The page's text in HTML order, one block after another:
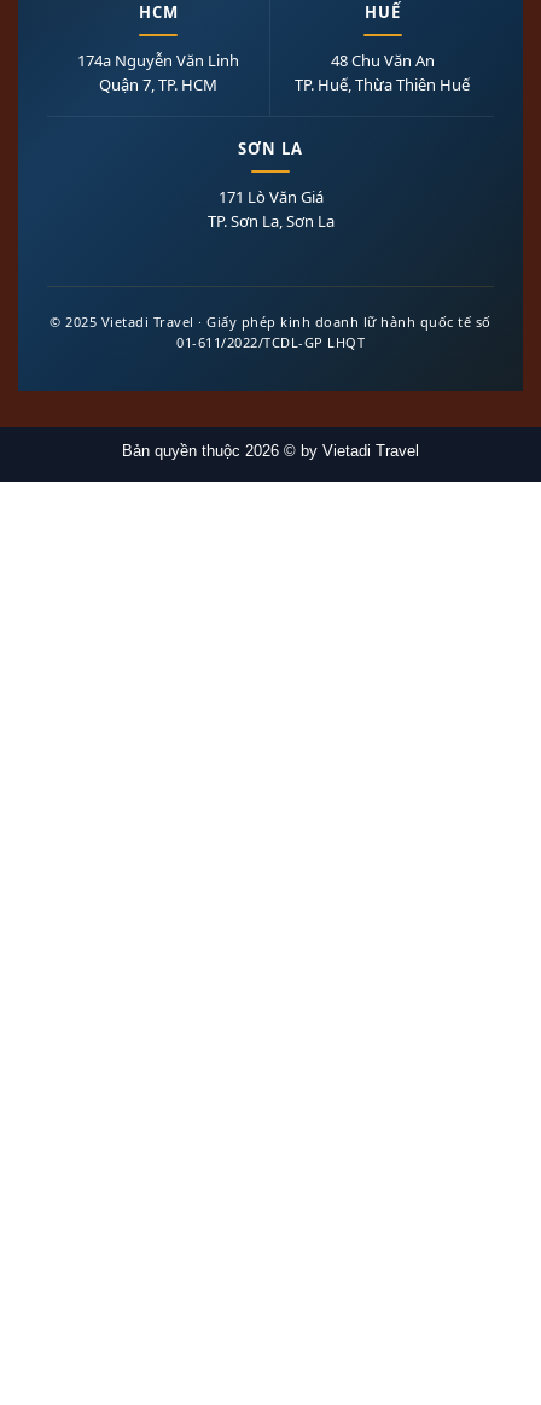
HCM
174a Nguyễn Văn Linh
Quận 7, TP. HCM
HUẾ
48 Chu Văn An
TP. Huế, Thừa Thiên Huế
SƠN LA
171 Lò Văn Giá
TP. Sơn La, Sơn La
© 2025 Vietadi Travel · Giấy phép kinh doanh lữ hành quốc tế số
01-611/2022/TCDL-GP LHQT
Bản quyền thuộc 2026 © by Vietadi Travel